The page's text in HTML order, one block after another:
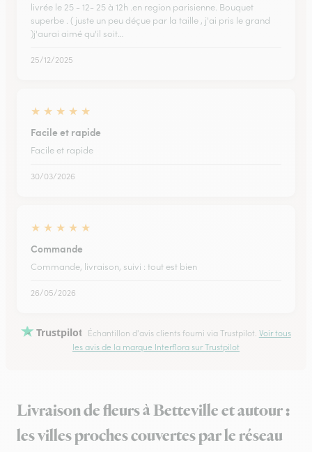
livrée le 25 - 12- 25 à 12h .en region parisienne. Bouquet
superbe . ( juste un peu déçue par la taille , j'ai pris le grand
)j'aurai aimé qu'il soit…
25/12/2025
★ ★ ★ ★ ★
Facile et rapide
Facile et rapide
30/03/2026
★ ★ ★ ★ ★
Commande
Commande, livraison, suivi : tout est bien
26/05/2026
Trustpilot Échantillon d'avis clients fourni via Trustpilot. Voir tous
les avis de la marque Interflora sur Trustpilot
Livraison de fleurs à Betteville et autour :
les villes proches couvertes par le réseau